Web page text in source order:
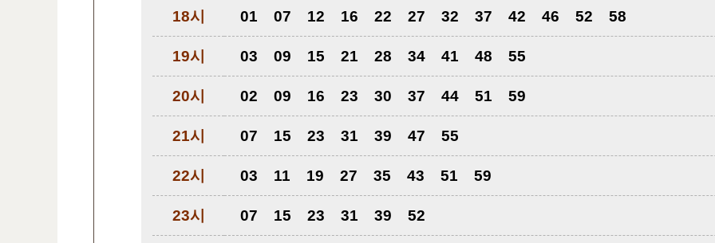
18시 01 07 12 16 22 27 32 37 42 46 52 58
19시 03 09 15 21 28 34 41 48 55
20시 02 09 16 23 30 37 44 51 59
21시 07 15 23 31 39 47 55
22시 03 11 19 27 35 43 51 59
23시 07 15 23 31 39 52